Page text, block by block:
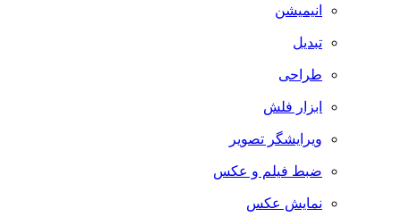
انیمیشن
تبدیل
طراحی
ابزار فلش
ویرایشگر تصویر
ضبط فيلم و عكس
نمایش عکس